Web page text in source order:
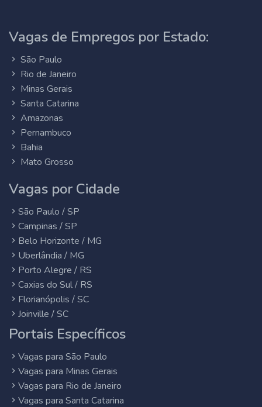
Vagas de Empregos por Estado:
São Paulo
Rio de Janeiro
Minas Gerais
Santa Catarina
Amazonas
Pernambuco
Bahia
Mato Grosso
Vagas por Cidade
São Paulo / SP
Campinas / SP
Belo Horizonte / MG
Uberlândia / MG
Porto Alegre / RS
Caxias do Sul / RS
Florianópolis / SC
Joinville / SC
Portais Específicos
Vagas para São Paulo
Vagas para Minas Gerais
Vagas para Rio de Janeiro
Vagas para Santa Catarina